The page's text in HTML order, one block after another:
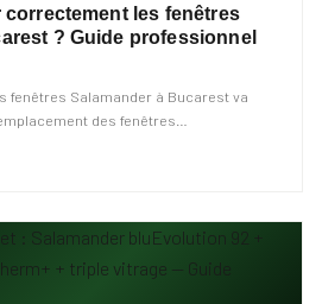
les fenêtres
? Guide professionnel
fenêtres Salamander à Bucarest va
des fenêtres